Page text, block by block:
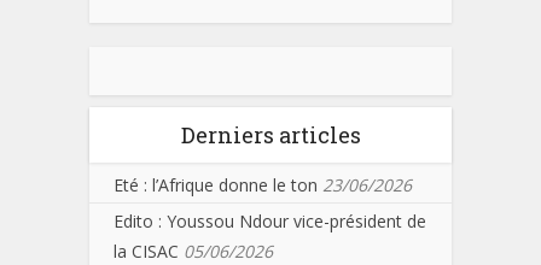
Derniers articles
Eté : l’Afrique donne le ton 23/06/2026
Edito : Youssou Ndour vice-président de
la CISAC 05/06/2026